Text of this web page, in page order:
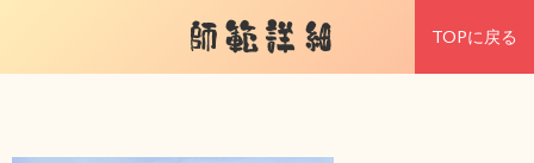
師範詳細 TOPに戻る